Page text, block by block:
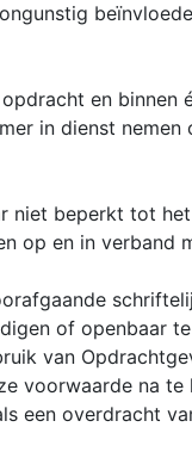
en binnen
in dienst
niet beperkt tot
op en in verband
of openbaar
van
voorwaarde na te
een overdracht